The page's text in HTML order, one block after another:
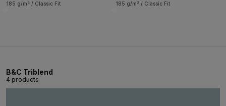
185 g/m² / Classic Fit 185 g/m² / Classic Fit
B&C Triblend
4 products